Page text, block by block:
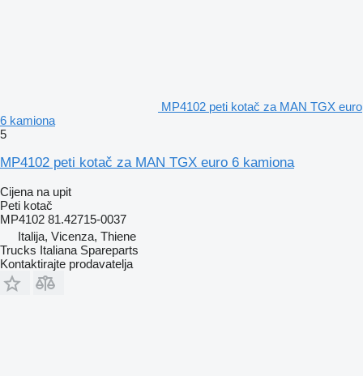
MP4102 peti kotač za MAN TGX euro
6 kamiona
5
MP4102 peti kotač za MAN TGX euro 6 kamiona
Cijena na upit
Peti kotač
MP4102 81.42715-0037
Italija, Vicenza, Thiene
Trucks Italiana Spareparts
Kontaktirajte prodavatelja